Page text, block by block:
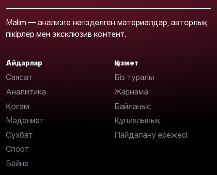
Malim — анализге негізделген материалдар, авторлық
пікірлер мен эксклюзив контент.
Айдарлар
Саясат
Аналитика
Қоғам
Мәдениет
Сұхбат
Спорт
Бейне
Қызмет
Біз туралы
Жарнама
Байланыс
Құпиялылық
Пайдалану ережесі